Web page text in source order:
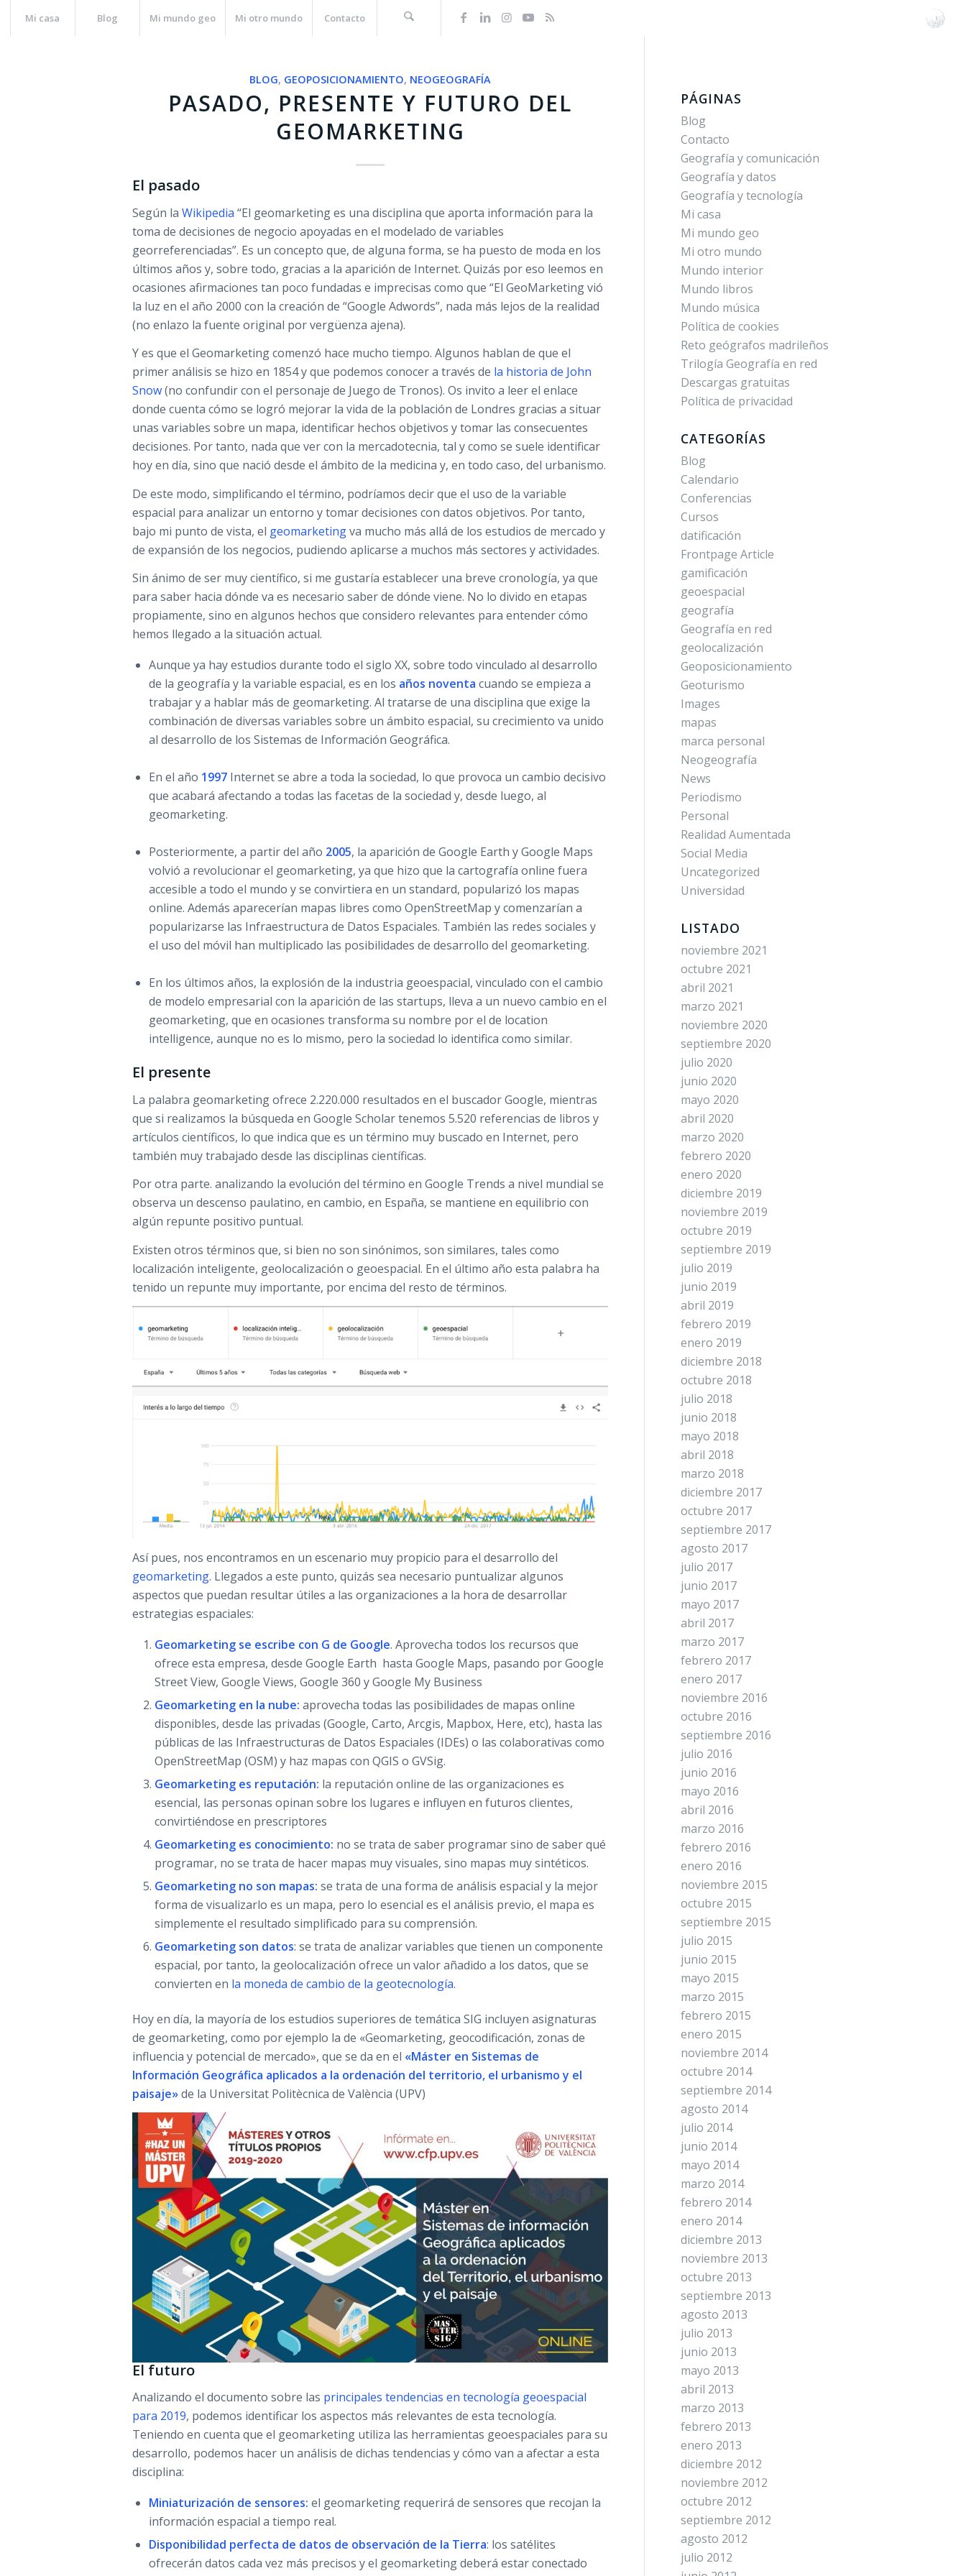
Mi casa Blog Mi mundo geo Mi otro mundo Contacto
BLOG, GEOPOSICIONAMIENTO, NEOGEOGRAFÍA
PASADO, PRESENTE Y FUTURO DEL
GEOMARKETING
El pasado
Según laWikipedia “El geomarketing es una disciplina que aporta información para la
toma de decisiones de negocio apoyadas en el modelado de variables
georreferenciadas”. Es un concepto que, de alguna forma, se ha puesto de moda en los
últimos años y, sobre todo, gracias a la aparición de Internet. Quizás por eso leemos en
ocasiones afirmaciones tan poco fundadas e imprecisas como que “El GeoMarketing vió
la luz en el año 2000 con la creación de “Google Adwords”, nada más lejos de la realidad
(no enlazo la fuente original por vergüenza ajena).
Y es que el Geomarketing comenzó hace mucho tiempo. Algunos hablan de que el
primer análisis se hizo en 1854 y que podemos conocer a través de la historia de John
Snow(no confundir con el personaje de Juego de Tronos). Os invito a leer el enlace
donde cuenta cómo se logró mejorar la vida de la población de Londres gracias a situar
unas variables sobre un mapa, identificar hechos objetivos y tomar las consecuentes
decisiones. Por tanto, nada que ver con la mercadotecnia, tal y como se suele identificar
hoy en día, sino que nació desde el ámbito de la medicina y, en todo caso, del urbanismo.
De este modo, simplificando el término, podríamos decir que el uso de la variable
espacial para analizar un entorno y tomar decisiones con datos objetivos. Por tanto,
bajo mi punto de vista, el geomarketingva mucho más allá de los estudios de mercado y
de expansión de los negocios, pudiendo aplicarse a muchos más sectores y actividades.
Sin ánimo de ser muy científico, si me gustaría establecer una breve cronología, ya que
para saber hacia dónde va es necesario saber de dónde viene. No lo divido en etapas
propiamente, sino en algunos hechos que considero relevantes para entender cómo
hemos llegado a la situación actual.
Aunque ya hay estudios durante todo el siglo XX, sobre todo vinculado al desarrollo
de la geografía y la variable espacial, es en los años noventa cuando se empieza a
trabajar y a hablar más de geomarketing. Al tratarse de una disciplina que exige la
combinación de diversas variables sobre un ámbito espacial, su crecimiento va unido
al desarrollo de los Sistemas de Información Geográfica.
En el año 1997 Internet se abre a toda la sociedad, lo que provoca un cambio decisivo
que acabará afectando a todas las facetas de la sociedad y, desde luego, al
geomarketing.
Posteriormente, a partir del año 2005, la aparición de Google Earth y Google Maps
volvió a revolucionar el geomarketing, ya que hizo que la cartografía online fuera
accesible a todo el mundo y se convirtiera en un standard, popularizó los mapas
online. Además aparecerían mapas libres como OpenStreetMap y comenzarían a
popularizarse las Infraestructura de Datos Espaciales. También las redes sociales y
el uso del móvil han multiplicado las posibilidades de desarrollo del geomarketing.
En los últimos años, la explosión de la industria geoespacial, vinculado con el cambio
de modelo empresarial con la aparición de las startups, lleva a un nuevo cambio en el
geomarketing, que en ocasiones transforma su nombre por el de location
intelligence, aunque no es lo mismo, pero la sociedad lo identifica como similar.
El presente
La palabra geomarketing ofrece 2.220.000 resultados en el buscador Google, mientras
que si realizamos la búsqueda en Google Scholar tenemos 5.520 referencias de libros y
artículos científicos, lo que indica que es un término muy buscado en Internet, pero
también muy trabajado desde las disciplinas científicas.
Por otra parte. analizando la evolución del término en Google Trends a nivel mundial se
observa un descenso paulatino, en cambio, en España, se mantiene en equilibrio con
algún repunte positivo puntual.
Existen otros términos que, si bien no son sinónimos, son similares, tales como
localización inteligente, geolocalización o geoespacial. En el último año esta palabra ha
tenido un repunte muy importante, por encima del resto de términos.
Así pues, nos encontramos en un escenario muy propicio para el desarrollo del
geomarketing. Llegados a este punto, quizás sea necesario puntualizar algunos
aspectos que puedan resultar útiles a las organizaciones a la hora de desarrollar
estrategias espaciales:
Geomarketing se escribe con G de Google. Aprovecha todos los recursos que
ofrece esta empresa, desde Google Earth hasta Google Maps, pasando por Google
Street View, Google Views, Google 360 y Google My Business
Geomarketing en la nube:aprovecha todas las posibilidades de mapas online
disponibles, desde las privadas (Google, Carto, Arcgis, Mapbox, Here, etc), hasta las
públicas de las Infraestructuras de Datos Espaciales (IDEs) o las colaborativas como
OpenStreetMap (OSM) y haz mapas con QGIS o GVSig.
Geomarketing es reputación: la reputación online de las organizaciones es
esencial, las personas opinan sobre los lugares e influyen en futuros clientes,
convirtiéndose en prescriptores
Geomarketing es conocimiento: no se trata de saber programar sino de saber qué
programar, no se trata de hacer mapas muy visuales, sino mapas muy sintéticos.
Geomarketing no son mapas: se trata de una forma de análisis espacial y la mejor
forma de visualizarlo es un mapa, pero lo esencial es el análisis previo, el mapa es
simplemente el resultado simplificado para su comprensión.
Geomarketing son datos: se trata de analizar variables que tienen un componente
espacial, por tanto, la geolocalización ofrece un valor añadido a los datos, que se
convierten en la moneda de cambio de la geotecnología.
Hoy en día, la mayoría de los estudios superiores de temática SIG incluyen asignaturas
de geomarketing, como por ejemplo la de «Geomarketing, geocodificación, zonas de
influencia y potencial de mercado», que se da en el «Máster en Sistemas de
Información Geográfica aplicados a la ordenación del territorio, el urbanismo y el
paisaje»de la Universitat Politècnica de València (UPV)
El futuro
Analizando el documento sobre las principales tendencias en tecnología geoespacial
para 2019, podemos identificar los aspectos más relevantes de esta tecnología.
Teniendo en cuenta que el geomarketing utiliza las herramientas geoespaciales para su
desarrollo, podemos hacer un análisis de dichas tendencias y cómo van a afectar a esta
disciplina:
Miniaturización de sensores: el geomarketing requerirá de sensores que recojan la
información espacial a tiempo real.
Disponibilidad perfecta de datos de observación de la Tierra: los satélites
ofrecerán datos cada vez más precisos y el geomarketing deberá estar conectado
PÁGINAS
Blog
Contacto
Geografía y comunicación
Geografía y datos
Geografía y tecnología
Mi casa
Mi mundo geo
Mi otro mundo
Mundo interior
Mundo libros
Mundo música
Política de cookies
Reto geógrafos madrileños
Trilogía Geografía en red
Descargas gratuitas
Política de privacidad
CATEGORÍAS
Blog
Calendario
Conferencias
Cursos
datificación
Frontpage Article
gamificación
geoespacial
geografía
Geografía en red
geolocalización
Geoposicionamiento
Geoturismo
Images
mapas
marca personal
Neogeografía
News
Periodismo
Personal
Realidad Aumentada
Social Media
Uncategorized
Universidad
LISTADO
noviembre 2021
octubre 2021
abril 2021
marzo 2021
noviembre 2020
septiembre 2020
julio 2020
junio 2020
mayo 2020
abril 2020
marzo 2020
febrero 2020
enero 2020
diciembre 2019
noviembre 2019
octubre 2019
septiembre 2019
julio 2019
junio 2019
abril 2019
febrero 2019
enero 2019
diciembre 2018
octubre 2018
julio 2018
junio 2018
mayo 2018
abril 2018
marzo 2018
diciembre 2017
octubre 2017
septiembre 2017
agosto 2017
julio 2017
junio 2017
mayo 2017
abril 2017
marzo 2017
febrero 2017
enero 2017
noviembre 2016
octubre 2016
septiembre 2016
julio 2016
junio 2016
mayo 2016
abril 2016
marzo 2016
febrero 2016
enero 2016
noviembre 2015
octubre 2015
septiembre 2015
julio 2015
junio 2015
mayo 2015
marzo 2015
febrero 2015
enero 2015
noviembre 2014
octubre 2014
septiembre 2014
agosto 2014
julio 2014
junio 2014
mayo 2014
marzo 2014
febrero 2014
enero 2014
diciembre 2013
noviembre 2013
octubre 2013
septiembre 2013
agosto 2013
julio 2013
junio 2013
mayo 2013
abril 2013
marzo 2013
febrero 2013
enero 2013
diciembre 2012
noviembre 2012
octubre 2012
septiembre 2012
agosto 2012
julio 2012